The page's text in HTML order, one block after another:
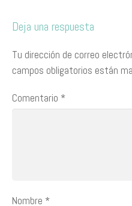
Deja una respuesta
Tu dirección de correo
campos obligatorios están
Comentario *
Nombre *